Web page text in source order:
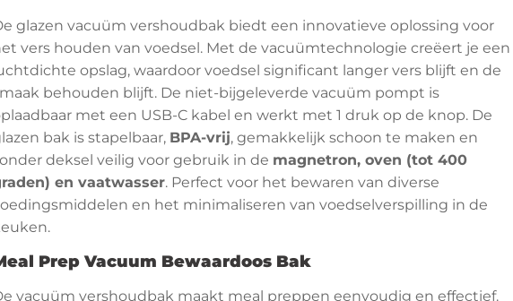
glazen vacuüm vershoudbak biedt een innovatieve oplossing voor
vers houden van voedsel. Met de vacuümtechnologie creëert je een
opslag, waardoor voedsel significant langer vers blijft en de
behouden blijft. De niet-bijgeleverde vacuüm pompt is
met een USB-C kabel en werkt met 1 druk op de knop. De
bak is stapelbaar, BPA-vrij, gemakkelijk schoon te maken en
deksel veilig voor gebruik in de magnetron, oven (tot 400
en vaatwasser. Perfect voor het bewaren van diverse
en het minimaliseren van voedselverspilling in de
PrepVacuum Bewaardoos Bak
vacuüm vershoudbak maakt meal preppen eenvoudig en effectief.